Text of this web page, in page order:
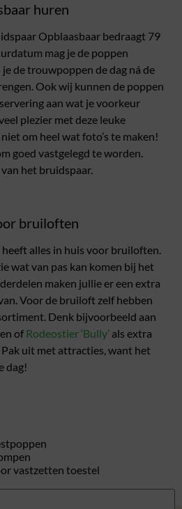
huren
Opblaasbaar bedraagt 79
mag je de poppen
de trouwpoppen de dag ná de
Ook wij kunnen de poppen
aan wat je voorkeur
plezier met deze leuke
om heel wat foto’s te maken!
goed vastgelegd te worden.
het bruidspaar.
bruiloften
alles in huis voor bruiloften.
wat van pas kan komen bij het
maken jullie er een extra
Voor de bruiloft zelf hebben
Denk bijvoorbeeld aan
of Rodeostier ‘Bully’ als extra
uit met attracties, want het
dag!
vastzetten toestel